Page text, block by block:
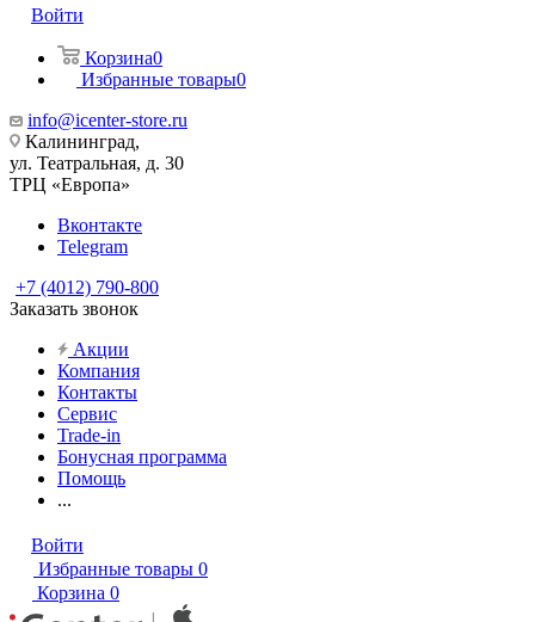
Войти
Корзина0
Избранные товары0
info@icenter-store.ru
Калининград,
ул. Театральная, д. 30
ТРЦ «Европа»
Вконтакте
Telegram
+7 (4012) 790-800
Заказать звонок
Акции
Компания
Контакты
Сервис
Trade-in
Бонусная программа
Помощь
...
Войти
Избранные товары 0
Корзина 0